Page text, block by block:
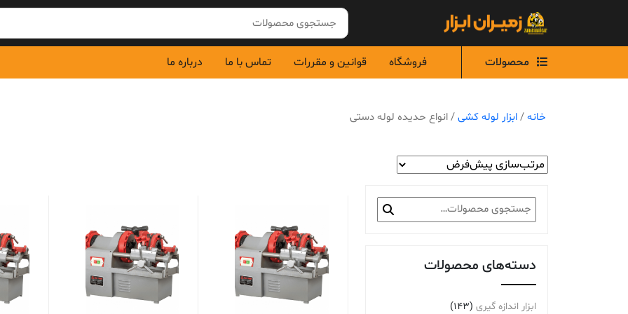
محصولات
فروشگاه قوانین و مقررات تماس با ما درباره ما
خانه/ ابزار لوله کشی/ انواع حدیده لوله دستی
جستجو
برای:
دسته‌های محصولات
ابزار اندازه گیری (143)